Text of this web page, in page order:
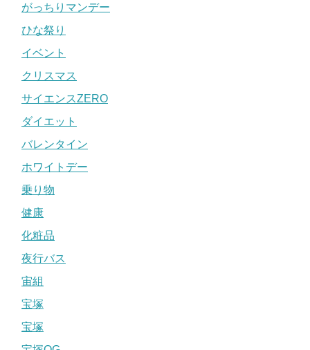
がっちりマンデー
ひな祭り
イベント
クリスマス
サイエンスZERO
ダイエット
バレンタイン
ホワイトデー
乗り物
健康
化粧品
夜行バス
宙組
宝塚
宝塚